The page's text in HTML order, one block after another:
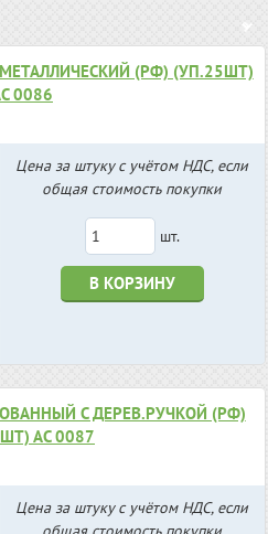
(РФ) (УП.25ШТ)
0086
Цена за штуку с учётом НДС, если
общая стоимость покупки
шт.
В КОРЗИНУ
С ДЕРЕВ.РУЧКОЙ (РФ)
АС 0087
Цена за штуку с учётом НДС, если